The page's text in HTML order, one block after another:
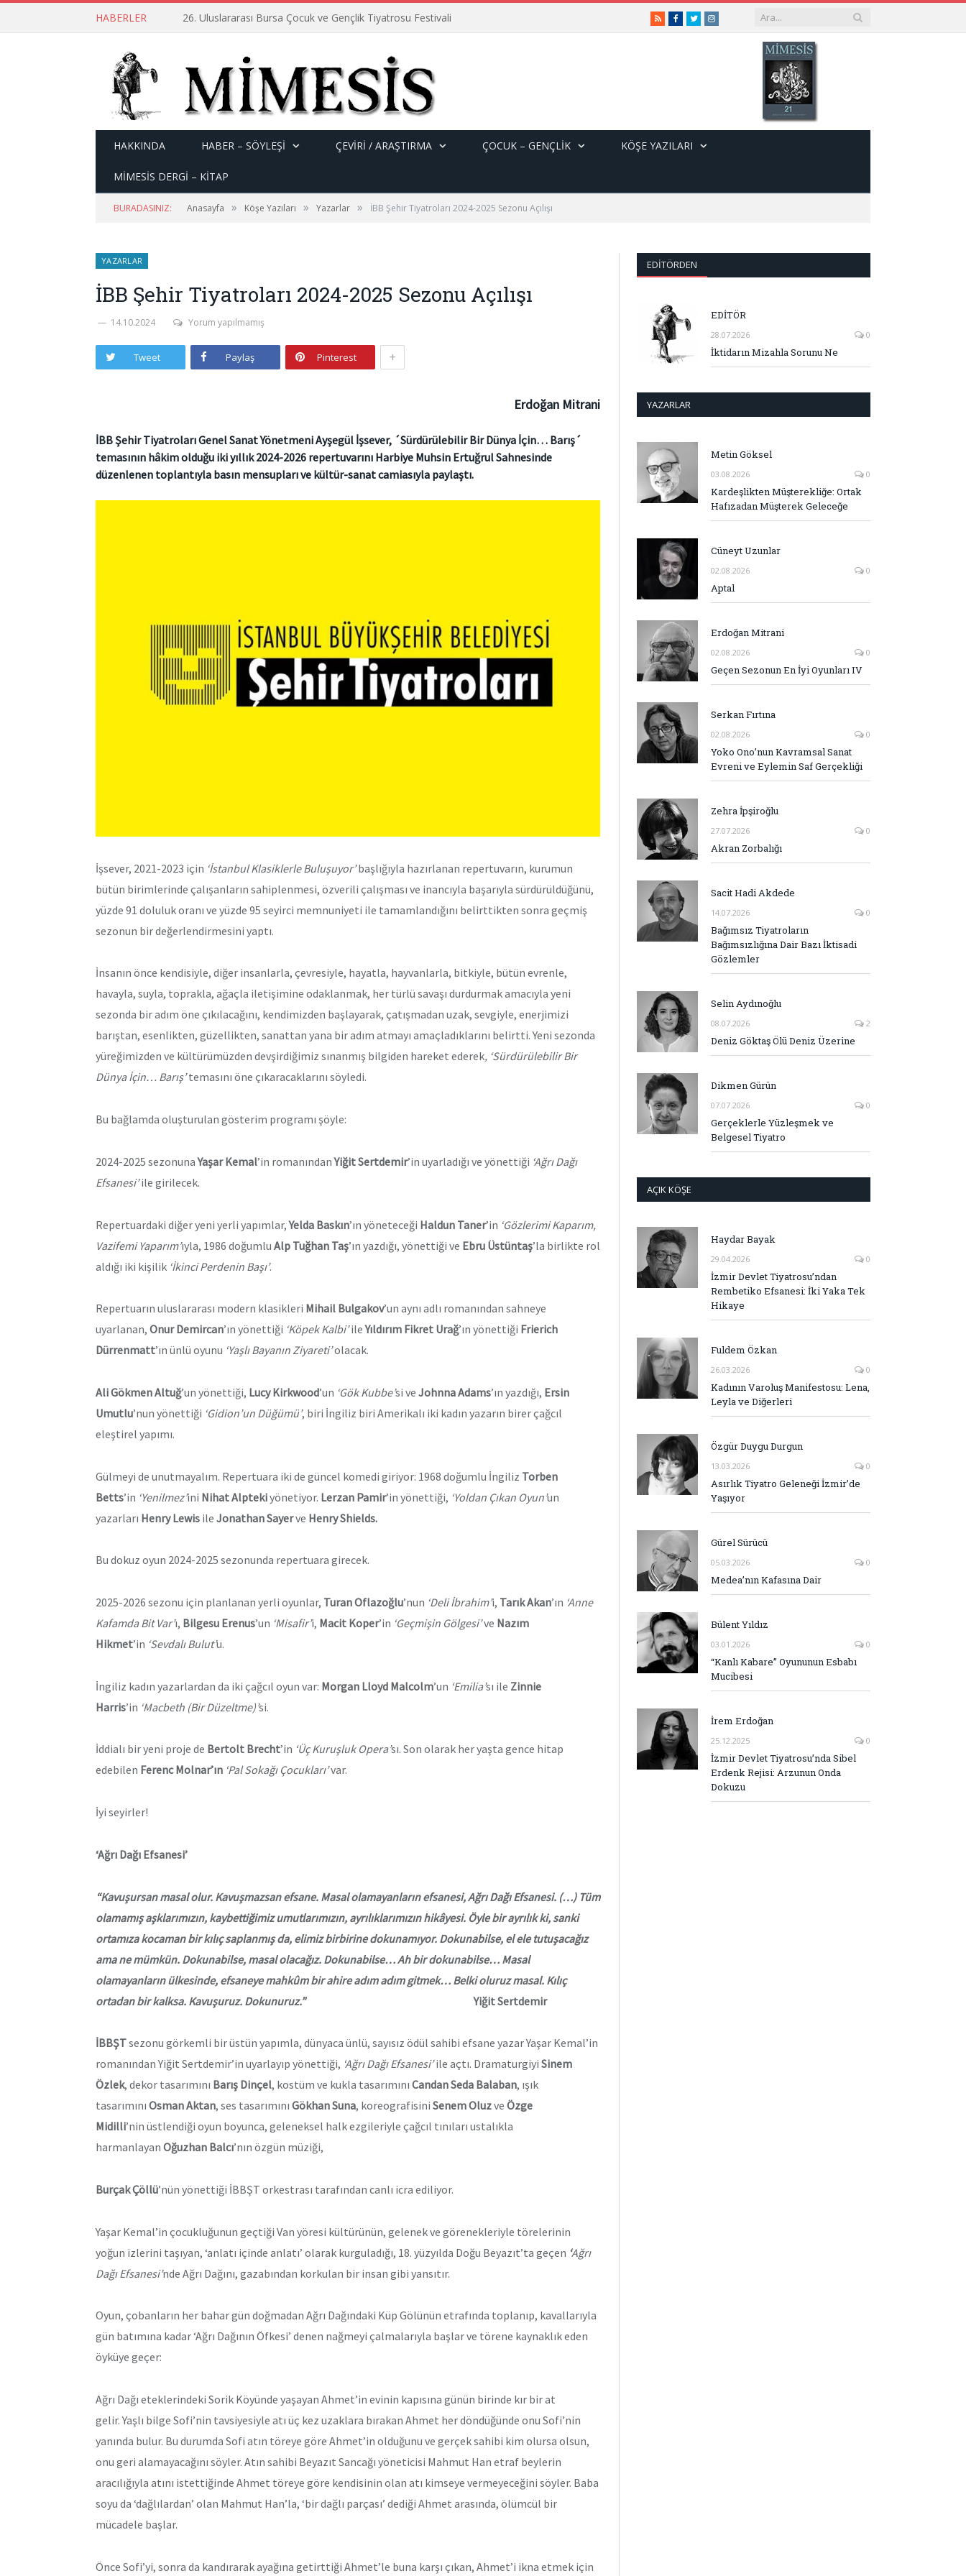
HABERLER 26. Uluslararası Bursa Çocuk ve Gençlik Tiyatrosu Festivali RSSFacebook
TwitterInstagram
HAKKINDA HABER – SÖYLEŞI ÇEVİRİ / ARAŞTIRMA ÇOCUK – GENÇLIK KÖŞE YAZILARI
MİMESİS DERGİ – KİTAP
BURADASINIZ: Anasayfa » Köşe Yazıları » Yazarlar » İBB Şehir Tiyatroları 2024-2025 Sezonu Açılışı
YAZARLAR
İBB Şehir Tiyatroları 2024-2025 Sezonu Açılışı
14.10.2024 Yorum yapılmamış
Tweet Paylaş Pinterest +
Erdoğan Mitrani
İBB Şehir Tiyatroları Genel Sanat Yönetmeni Ayşegül İşsever, ´Sürdürülebilir Bir Dünya İçin… Barış´
temasının hâkim olduğu iki yıllık 2024-2026 repertuvarını Harbiye Muhsin Ertuğrul Sahnesinde
düzenlenen toplantıyla basın mensupları ve kültür-sanat camiasıyla paylaştı.
İşsever, 2021-2023 için ‘İstanbul Klasiklerle Buluşuyor’ başlığıyla hazırlanan repertuvarın, kurumun
bütün birimlerinde çalışanların sahiplenmesi, özverili çalışması ve inancıyla başarıyla sürdürüldüğünü,
yüzde 91 doluluk oranı ve yüzde 95 seyirci memnuniyeti ile tamamlandığını belirttikten sonra geçmiş
sezonun bir değerlendirmesini yaptı.
İnsanın önce kendisiyle, diğer insanlarla, çevresiyle, hayatla, hayvanlarla, bitkiyle, bütün evrenle,
havayla, suyla, toprakla, ağaçla iletişimine odaklanmak, her türlü savaşı durdurmak amacıyla yeni
sezonda bir adım öne çıkılacağını, kendimizden başlayarak, çatışmadan uzak, sevgiyle, enerjimizi
barıştan, esenlikten, güzellikten, sanattan yana bir adım atmayı amaçladıklarını belirtti. Yeni sezonda
yüreğimizden ve kültürümüzden devşirdiğimiz sınanmış bilgiden hareket ederek, ‘Sürdürülebilir Bir
Dünya İçin… Barış’temasını öne çıkaracaklarını söyledi.
Bu bağlamda oluşturulan gösterim programı şöyle:
2024-2025 sezonunaYaşar Kemal’in romanındanYiğit Sertdemir’in uyarladığı ve yönettiği ‘Ağrı Dağı
Efsanesi’ile girilecek.
Repertuardaki diğer yeni yerli yapımlar,Yelda Baskın’ın yöneteceği Haldun Taner’in ‘Gözlerimi Kaparım,
Vazifemi Yaparım’ıyla, 1986 doğumlu Alp Tuğhan Taş’ın yazdığı, yönettiği ve Ebru Üstüntaş’la birlikte rol
aldığı iki kişilik ‘İkinci Perdenin Başı’.
Repertuarın uluslararası modern klasikleri Mihail Bulgakov’un aynı adlı romanından sahneye
uyarlanan, Onur Demircan’ın yönettiği ‘Köpek Kalbi’ileYıldırım Fikret Urağ’ın yönettiği Frierich
Dürrenmatt’ın ünlü oyunu ‘Yaşlı Bayanın Ziyareti’olacak.
Ali Gökmen Altuğ’un yönettiği, Lucy Kirkwood’un ‘Gök Kubbe’si ve Johnna Adams’ın yazdığı, Ersin
Umutlu’nun yönettiği ‘Gidion’un Düğümü’, biri İngiliz biri Amerikalı iki kadın yazarın birer çağcıl
eleştirel yapımı.
Gülmeyi de unutmayalım. Repertuara iki de güncel komedi giriyor: 1968 doğumlu İngiliz Torben
Betts’in ‘Yenilmez’ini Nihat Alptekiyönetiyor. Lerzan Pamir’in yönettiği, ‘Yoldan Çıkan Oyun’un
yazarları Henry Lewis ile Jonathan Sayerve Henry Shields.
Bu dokuz oyun 2024-2025 sezonunda repertuara girecek.
2025-2026 sezonu için planlanan yerli oyunlar, Turan Oflazoğlu’nun ‘Deli İbrahim’i, Tarık Akan’ın ‘Anne
Kafamda Bit Var’ı, Bilgesu Erenus’un ‘Misafir’i, Macit Koper’in ‘Geçmişin Gölgesi’ve Nazım
Hikmet’in ‘Sevdalı Bulut’u.
İngiliz kadın yazarlardan da iki çağcıl oyun var: Morgan Lloyd Malcolm’un ‘Emilia’sı ile Zinnie
Harris’in ‘Macbeth (Bir Düzeltme)’si.
İddialı bir yeni proje de Bertolt Brecht’in ‘Üç Kuruşluk Opera’sı. Son olarak her yaşta gence hitap
edebilen Ferenc Molnar’ın ‘Pal Sokağı Çocukları’var.
İyi seyirler!
‘Ağrı Dağı Efsanesi’
“Kavuşursan masal olur. Kavuşmazsan efsane. Masal olamayanların efsanesi, Ağrı Dağı Efsanesi. (…) Tüm
olamamış aşklarımızın, kaybettiğimiz umutlarımızın, ayrılıklarımızın hikâyesi. Öyle bir ayrılık ki, sanki
ortamıza kocaman bir kılıç saplanmış da, elimiz birbirine dokunamıyor. Dokunabilse, el ele tutuşacağız
ama ne mümkün. Dokunabilse, masal olacağız. Dokunabilse… Ah bir dokunabilse… Masal
olamayanların ülkesinde, efsaneye mahkûm bir ahire adım adım gitmek… Belki oluruz masal. Kılıç
ortadan bir kalksa. Kavuşuruz. Dokunuruz.”Yiğit Sertdemir
İBBŞTsezonu görkemli bir üstün yapımla, dünyaca ünlü, sayısız ödül sahibi efsane yazar Yaşar Kemal’in
romanından Yiğit Sertdemir’in uyarlayıp yönettiği, ‘Ağrı Dağı Efsanesi’ile açtı. Dramaturgiyi Sinem
Özlek, dekor tasarımını Barış Dinçel, kostüm ve kukla tasarımını Candan Seda Balaban, ışık
tasarımını Osman Aktan, ses tasarımını Gökhan Suna, koreografisini Senem Oluzve Özge
Midilli’nin üstlendiği oyun boyunca, geleneksel halk ezgileriyle çağcıl tınıları ustalıkla
harmanlayan Oğuzhan Balcı’nın özgün müziği,
Burçak Çöllü’nün yönettiği İBBŞT orkestrası tarafından canlı icra ediliyor.
Yaşar Kemal’in çocukluğunun geçtiği Van yöresi kültürünün, gelenek ve görenekleriyle törelerinin
yoğun izlerini taşıyan, ‘anlatı içinde anlatı’ olarak kurguladığı, 18. yüzyılda Doğu Beyazıt’ta geçen ‘Ağrı
Dağı Efsanesi’nde Ağrı Dağını, gazabından korkulan bir insan gibi yansıtır.
Oyun, çobanların her bahar gün doğmadan Ağrı Dağındaki Küp Gölünün etrafında toplanıp, kavallarıyla
gün batımına kadar ‘Ağrı Dağının Öfkesi’ denen nağmeyi çalmalarıyla başlar ve törene kaynaklık eden
öyküye geçer:
Ağrı Dağı eteklerindeki Sorik Köyünde yaşayan Ahmet’in evinin kapısına günün birinde kır bir at
gelir. Yaşlı bilge Sofi’nin tavsiyesiyle atı üç kez uzaklara bırakan Ahmet her döndüğünde onu Sofi’nin
yanında bulur. Bu durumda Sofi atın töreye göre Ahmet’in olduğunu ve gerçek sahibi kim olursa olsun,
onu geri alamayacağını söyler. Atın sahibi Beyazıt Sancağı yöneticisi Mahmut Han etraf beylerin
aracılığıyla atını istettiğinde Ahmet töreye göre kendisinin olan atı kimseye vermeyeceğini söyler. Baba
soyu da ‘dağlılardan’ olan Mahmut Han’la, ‘bir dağlı parçası’ dediği Ahmet arasında, ölümcül bir
mücadele başlar.
Önce Sofi’yi, sonra da kandırarak ayağına getirttiği Ahmet’le buna karşı çıkan, Ahmet’i ikna etmek için
EDITÖRDEN
EDİTÖR
28.07.2026 0
İktidarın Mizahla Sorunu Ne
YAZARLAR
Metin Göksel
03.08.2026 0
Kardeşlikten Müşterekliğe: Ortak
Hafızadan Müşterek Geleceğe
Cüneyt Uzunlar
02.08.2026 0
Aptal
Erdoğan Mitrani
02.08.2026 0
Geçen Sezonun En İyi Oyunları IV
Serkan Fırtına
02.08.2026 0
Yoko Ono’nun Kavramsal Sanat
Evreni ve Eylemin Saf Gerçekliği
Zehra İpşiroğlu
27.07.2026 0
Akran Zorbalığı
Sacit Hadi Akdede
14.07.2026 0
Bağımsız Tiyatroların
Bağımsızlığına Dair Bazı İktisadi
Gözlemler
Selin Aydınoğlu
08.07.2026 2
Deniz Göktaş Ölü Deniz Üzerine
Dikmen Gürün
07.07.2026 0
Gerçeklerle Yüzleşmek ve
Belgesel Tiyatro
AÇIK KÖŞE
Haydar Bayak
29.04.2026 0
İzmir Devlet Tiyatrosu’ndan
Rembetiko Efsanesi: İki Yaka Tek
Hikaye
Fuldem Özkan
26.03.2026 0
Kadının Varoluş Manifestosu: Lena,
Leyla ve Diğerleri
Özgür Duygu Durgun
13.03.2026 0
Asırlık Tiyatro Geleneği İzmir’de
Yaşıyor
Gürel Sürücü
05.03.2026 0
Medea’nın Kafasına Dair
Bülent Yıldız
03.01.2026 0
“Kanlı Kabare” Oyununun Esbabı
Mucibesi
İrem Erdoğan
25.12.2025 0
İzmir Devlet Tiyatrosu’nda Sibel
Erdenk Rejisi: Arzunun Onda
Dokuzu